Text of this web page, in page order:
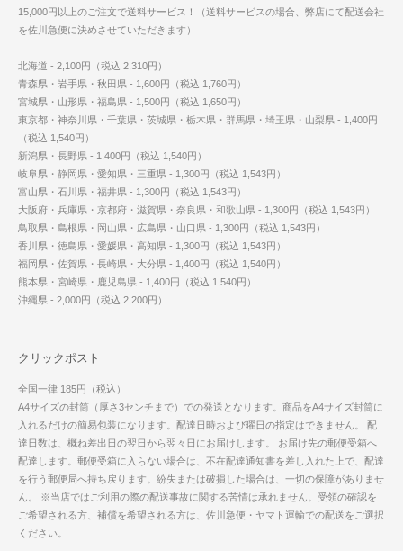
15,000円以上のご注文で送料サービス！（送料サービスの場合、弊店にて配送会社
を佐川急便に決めさせていただきます）
北海道 - 2,100円（税込 2,310円）
青森県・岩手県・秋田県 - 1,600円（税込 1,760円）
宮城県・山形県・福島県 - 1,500円（税込 1,650円）
東京都・神奈川県・千葉県・茨城県・栃木県・群馬県・埼玉県・山梨県 - 1,400円
（税込 1,540円）
新潟県・長野県 - 1,400円（税込 1,540円）
岐阜県・静岡県・愛知県・三重県 - 1,300円（税込 1,543円）
富山県・石川県・福井県 - 1,300円（税込 1,543円）
大阪府・兵庫県・京都府・滋賀県・奈良県・和歌山県 - 1,300円（税込 1,543円）
鳥取県・島根県・岡山県・広島県・山口県 - 1,300円（税込 1,543円）
香川県・徳島県・愛媛県・高知県 - 1,300円（税込 1,543円）
福岡県・佐賀県・長崎県・大分県 - 1,400円（税込 1,540円）
熊本県・宮崎県・鹿児島県 - 1,400円（税込 1,540円）
沖縄県 - 2,000円（税込 2,200円）
クリックポスト
全国一律 185円（税込）
A4サイズの封筒（厚さ3センチまで）での発送となります。商品をA4サイズ封筒に
入れるだけの簡易包装になります。配達日時および曜日の指定はできません。 配
達日数は、概ね差出日の翌日から翌々日にお届けします。 お届け先の郵便受箱へ
配達します。郵便受箱に入らない場合は、不在配達通知書を差し入れた上で、配達
を行う郵便局へ持ち戻ります。紛失または破損した場合は、一切の保障がありませ
ん。 ※当店ではご利用の際の配送事故に関する苦情は承れません。受領の確認を
ご希望される方、補償を希望される方は、佐川急便・ヤマト運輸での配送をご選択
ください。